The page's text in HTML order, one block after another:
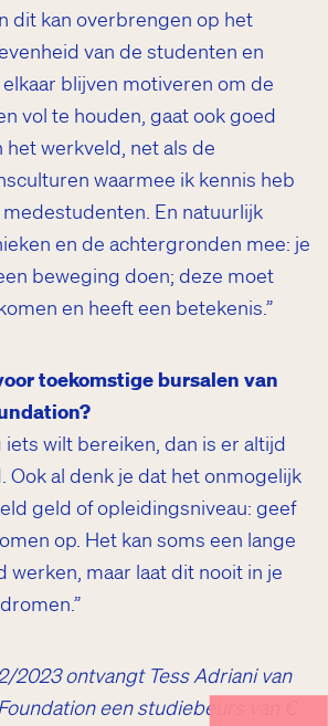
dit kan overbrengen op het
van de studenten en
blijven motiveren om de
vol te houden, gaat ook goed
het werkveld, net als de
waarmee ik kennis heb
En natuurlijk
en de achtergronden mee: je
beweging doen; deze moet
en heeft een betekenis.”
toekomstige bursalen van
iets wilt bereiken, dan is er altijd
Ook al denk je dat het onmogelijk
geld of opleidingsniveau: geef
op. Het kan soms een lange
werken, maar laat dit nooit in je
2023 ontvangt Tess Adriani van
een studiebeurs van €
Breukel